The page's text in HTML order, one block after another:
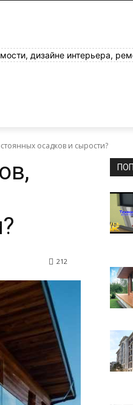
дизайне интерьера,
осадков и сырости?
212